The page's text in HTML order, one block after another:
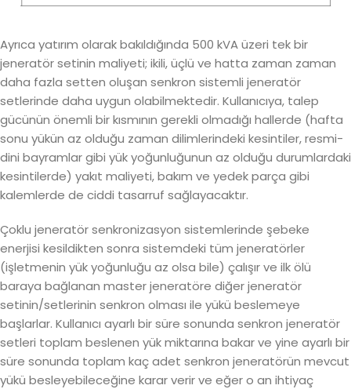
Ayrıca yatırım olarak bakıldığında 500 kVA üzeri tek bir
jeneratör setinin maliyeti; ikili, üçlü ve hatta zaman zaman
daha fazla setten oluşan senkron sistemli jeneratör
setlerinde daha uygun olabilmektedir. Kullanıcıya, talep
gücünün önemli bir kısmının gerekli olmadığı hallerde (hafta
sonu yükün az olduğu zaman dilimlerindeki kesintiler, resmi-
dini bayramlar gibi yük yoğunluğunun az olduğu durumlardaki
kesintilerde) yakıt maliyeti, bakım ve yedek parça gibi
kalemlerde de ciddi tasarruf sağlayacaktır.
Çoklu jeneratör senkronizasyon sistemlerinde şebeke
enerjisi kesildikten sonra sistemdeki tüm jeneratörler
(işletmenin yük yoğunluğu az olsa bile) çalışır ve ilk ölü
baraya bağlanan master jeneratöre diğer jeneratör
setinin/setlerinin senkron olması ile yükü beslemeye
başlarlar. Kullanıcı ayarlı bir süre sonunda senkron jeneratör
setleri toplam beslenen yük miktarına bakar ve yine ayarlı bir
süre sonunda toplam kaç adet senkron jeneratörün mevcut
yükü besleyebileceğine karar verir ve eğer o an ihtiyaç